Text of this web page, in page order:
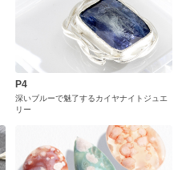
P4
深いブルーで魅了するカイヤナイトジュエ
リー